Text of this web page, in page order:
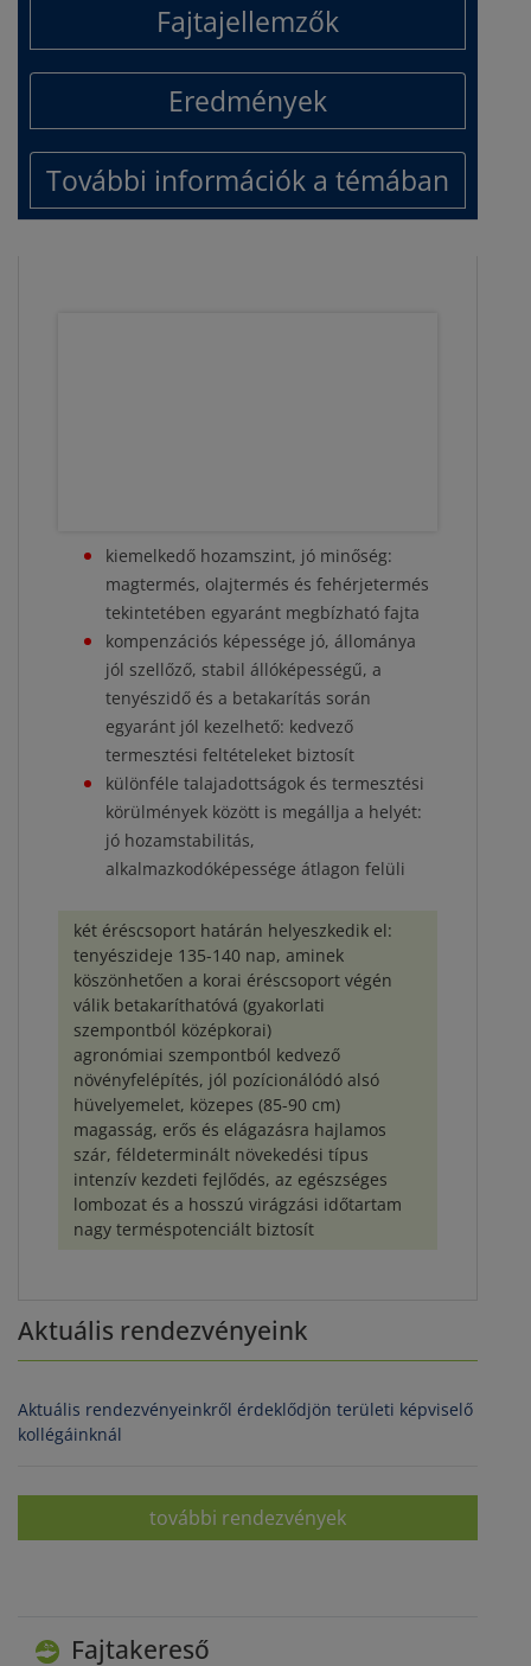
Aktuális rendezvényeink
Aktuális rendezvényeinkről érdeklődjön területi képviselő
kollégáinknál
további rendezvények
Fajtakereső
Fajtajellemzők
Eredmények
További információk a témában
kiemelkedő hozamszint, jó minőség:
magtermés, olajtermés és fehérjetermés
tekintetében egyaránt megbízható fajta
kompenzációs képessége jó, állománya
jól szellőző, stabil állóképességű, a
tenyészidő és a betakarítás során
egyaránt jól kezelhető: kedvező
termesztési feltételeket biztosít
különféle talajadottságok és termesztési
körülmények között is megállja a helyét:
jó hozamstabilitás,
alkalmazkodóképessége átlagon felüli
két éréscsoport határán helyeszkedik el:
tenyészideje 135-140 nap, aminek
köszönhetően a korai éréscsoport végén
válik betakaríthatóvá (gyakorlati
szempontból középkorai)
agronómiai szempontból kedvező
növényfelépítés, jól pozícionálódó alsó
hüvelyemelet, közepes (85-90 cm)
magasság, erős és elágazásra hajlamos
szár, féldeterminált növekedési típus
intenzív kezdeti fejlődés, az egészséges
lombozat és a hosszú virágzási időtartam
nagy terméspotenciált biztosít